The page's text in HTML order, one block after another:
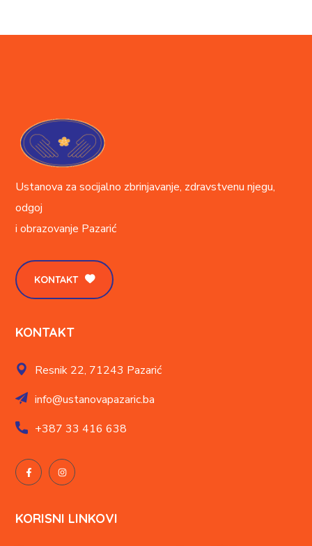
Ustanova za socijalno zbrinjavanje, zdravstvenu njegu,
odgoj
i obrazovanje Pazarić
KONTAKT
KONTAKT
Resnik 22, 71243 Pazarić
info@ustanovapazaric.ba
+38733 416 638
KORISNI LINKOVI